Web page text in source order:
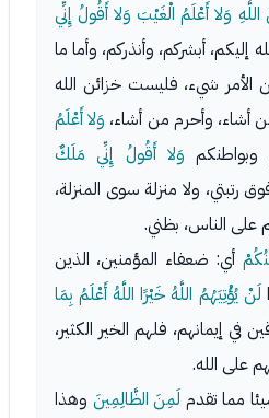
وَلا أَعْلَمُ الْغَيْبَ وَلا أَقُولُ إِنِّي
إليكم، أبشركم، وأنذركم، وأما ما
شيء، فليست خزائن الله
أشاء، وأحرم من أشاء، وَلا أَعْلَمُ
وبواطنكم وَلا أَقُولُ إِنِّي مَلَكٌ
رتبتي، ولا منزلة سوى المنزلة،
على الناس، بظني.
أي: ضعفاء المؤمنين، الذين
لَنْ يُؤْتِيَهُمُ اللَّهُ خَيْرًا اللَّهُ أَعْلَمُ بِمَا
في إيمانهم، فلهم الخير الكثير،
على الله.
مما تقدم لَمِنَ الظَّالِمِينَ وهذا